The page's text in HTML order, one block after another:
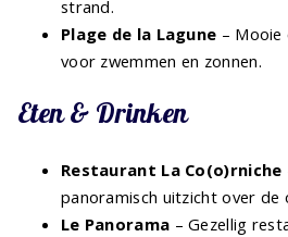
strand.
Plage de la Lagune – Mooie
voor zwemmen en zonnen.
Eten & Drinken
Restaurant La Co(o)rniche
panoramisch uitzicht over de
Le Panorama – Gezellig